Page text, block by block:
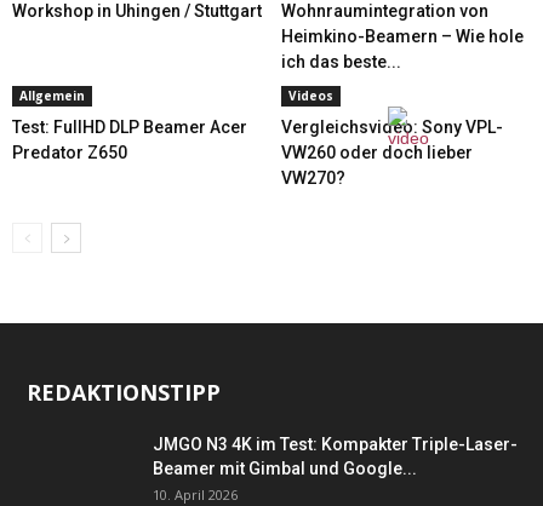
Workshop in Uhingen / Stuttgart
Wohnraumintegration von
Heimkino-Beamern – Wie hole
ich das beste...
Allgemein
Test: FullHD DLP Beamer Acer
Predator Z650
Videos
Vergleichsvideo: Sony VPL-
VW260 oder doch lieber
VW270?
REDAKTIONSTIPP
JMGO N3 4K im Test: Kompakter Triple-Laser-
Beamer mit Gimbal und Google...
10. April 2026